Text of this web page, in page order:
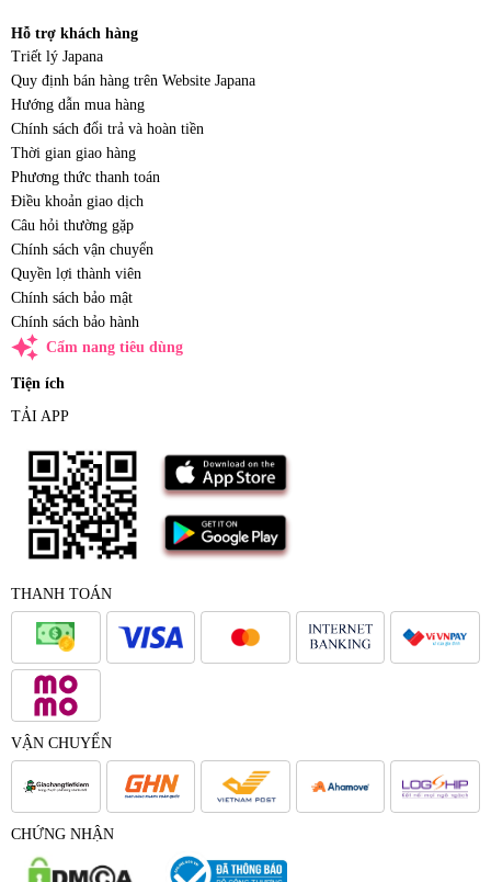
Hỗ trợ khách hàng
Triết lý Japana
Quy định bán hàng trên Website Japana
Hướng dẫn mua hàng
Chính sách đổi trả và hoàn tiền
Thời gian giao hàng
Phương thức thanh toán
Điều khoản giao dịch
Câu hỏi thường gặp
Chính sách vận chuyển
Quyền lợi thành viên
Chính sách bảo mật
Chính sách bảo hành
auto_awesome Cẩm nang tiêu dùng
Tiện ích
TẢI APP
THANH TOÁN
VẬN CHUYỂN
CHỨNG NHẬN